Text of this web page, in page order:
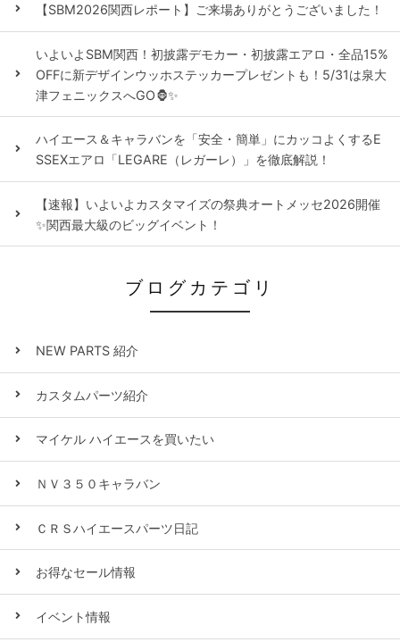
【SBM2026関西レポート】ご来場ありがとうございました！
いよいよSBM関西！初披露デモカー・初披露エアロ・全品15%
OFFに新デザインウッホステッカープレゼントも！5/31は泉大
津フェニックスへGO🦍✨
ハイエース＆キャラバンを「安全・簡単」にカッコよくするE
SSEXエアロ「LEGARE（レガーレ）」を徹底解説！
【速報】いよいよカスタマイズの祭典オートメッセ2026開催
✨関西最大級のビッグイベント！
ブログカテゴリ
NEW PARTS 紹介
カスタムパーツ紹介
マイケル ハイエースを買いたい
ＮＶ３５０キャラバン
ＣＲＳハイエースパーツ日記
お得なセール情報
イベント情報